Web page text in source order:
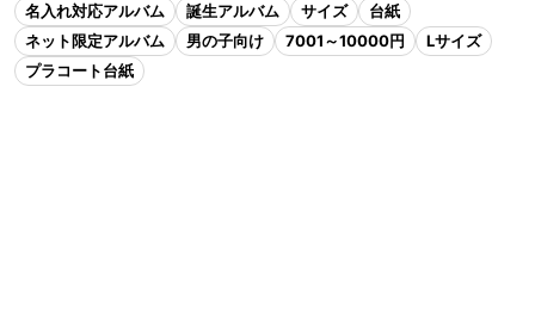
名入れ対応アルバム
誕生アルバム サイズ
台紙
ネット限定アルバム
男の子向け 7001～10000円
Lサイズ
プラコート台紙